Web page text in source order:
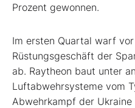
Prozent gewonnen.
Im ersten Quartal warf
Rüstungsgeschäft der
ab. Raytheon baut unter
Luftabwehrsysteme vom
Abwehrkampf der Ukraine